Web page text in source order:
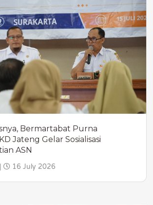
Bermartabat Purna
Jateng Gelar Sosialisasi
ASN
16 July 2026